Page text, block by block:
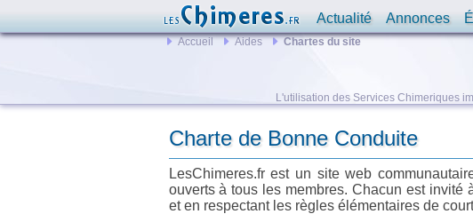
Actualité Annonces
Accueil Aides Chartes du site
L'utilisation des Services Chimeriques
Charte de Bonne Conduite
LesChimeres.fr est un site web
ouverts à tous les membres. Chacun est invité
et en respectant les règles élémentaires de